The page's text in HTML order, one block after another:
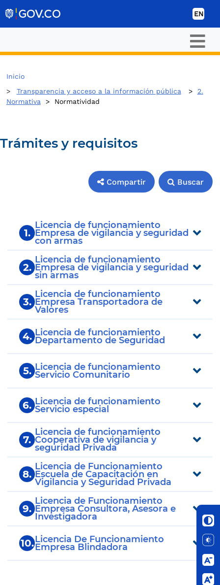
EN
Inicio
Transparencia y acceso a la información pública
>
2.
Normativa
> Normatividad
Trámites y requisitos
Compartir Buscar
1.
Licencia de funcionamiento
Empresa de vigilancia y seguridad
con armas
2.
Licencia de funcionamiento
Empresa de vigilancia y seguridad
sin armas
3.
Licencia de funcionamiento
Empresa Transportadora de
Valores
4. Licencia de funcionamiento
Departamento de Seguridad
5. Licencia de funcionamiento
Servicio Comunitario
6. Licencia de funcionamiento
Servicio especial
7.
Licencia de funcionamiento
Cooperativa de vigilancia y
seguridad Privada
8.
Licencia de Funcionamiento
Escuela de Capacitación en
Vigilancia y Seguridad Privada
9.
Licencia de Funcionamiento
Empresa Consultora, Asesora e
Investigadora
10.Licencia De Funcionamiento
Empresa Blindadora